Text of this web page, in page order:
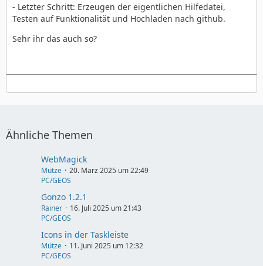
- Letzter Schritt: Erzeugen der eigentlichen Hilfedatei,
Testen auf Funktionalität und Hochladen nach github.
Sehr ihr das auch so?
Ähnliche Themen
WebMagick
Mütze
20. März 2025 um 22:49
PC/GEOS
Gonzo 1.2.1
Rainer
16. Juli 2025 um 21:43
PC/GEOS
Icons in der Taskleiste
Mütze
11. Juni 2025 um 12:32
PC/GEOS